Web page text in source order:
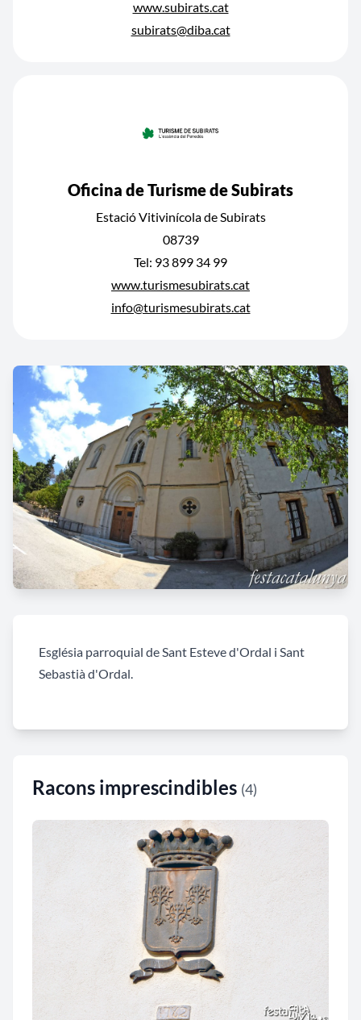
www.subirats.cat
subirats@diba.cat
Oficina de Turisme de Subirats
Estació Vitivinícola de Subirats
08739
Tel: 93 899 34 99
www.turismesubirats.cat
info@turismesubirats.cat
Església parroquial de Sant Esteve d'Ordal i Sant
Sebastià d'Ordal.
Racons imprescindibles (4)